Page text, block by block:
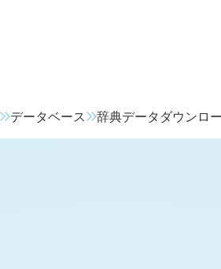
データベース 辞典データダウンロ